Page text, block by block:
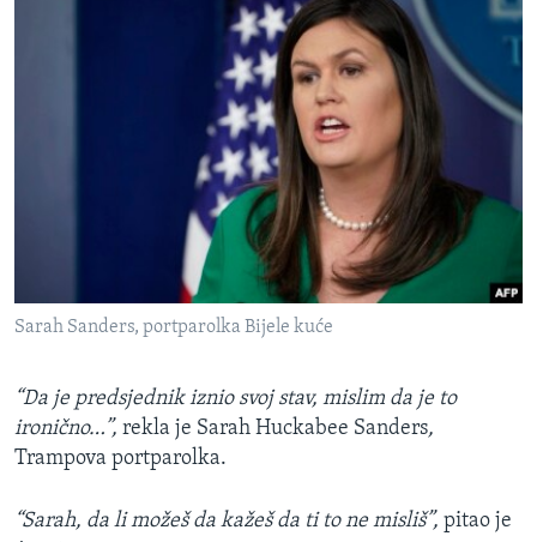
Sarah Sanders, portparolka Bijele kuće
“Da je predsjednik iznio svoj stav, mislim da je to
ironično…”, rekla je Sarah Huckabee Sanders,
Trampova portparolka.
“Sarah, da li možeš da kažeš da ti to ne misliš”, pitao je